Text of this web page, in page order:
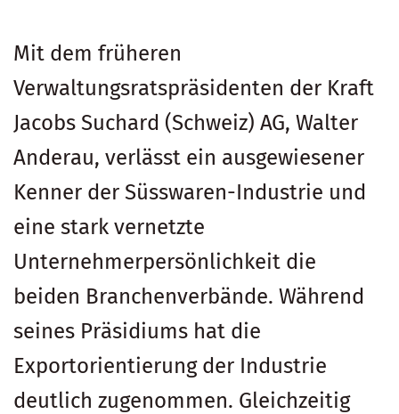
Mit dem früheren
Verwaltungsratspräsidenten der Kraft
Jacobs Suchard (Schweiz) AG, Walter
Anderau, verlässt ein ausgewiesener
Kenner der Süsswaren-Industrie und
eine stark vernetzte
Unternehmerpersönlichkeit die
beiden Branchenverbände. Während
seines Präsidiums hat die
Exportorientierung der Industrie
deutlich zugenommen. Gleichzeitig